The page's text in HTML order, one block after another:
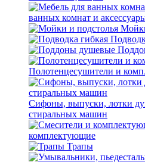
ванных комнат и
Полотенцесушители и
Сифоны, выпуски, лотки
стиральных машин
комплектующие
Трапы